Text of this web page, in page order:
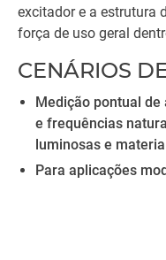
excitador e a estrutura
força de uso geral
CENÁRIOS
Medição pontual
e frequências
luminosas e
Para aplicações